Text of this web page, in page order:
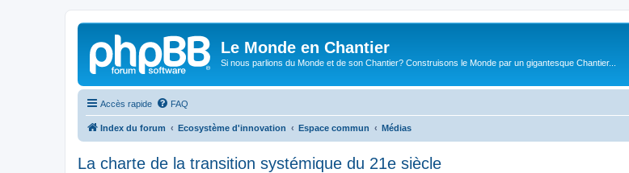
Le Monde en Chantier
Si nous parlions du Monde et de son Chantier? Construisons le Monde par un gigantesque Chantier...
Accès rapide FAQ
Index du forum Ecosystème d'innovation Espace commun Médias
La charte de la transition systémique du 21e siècle